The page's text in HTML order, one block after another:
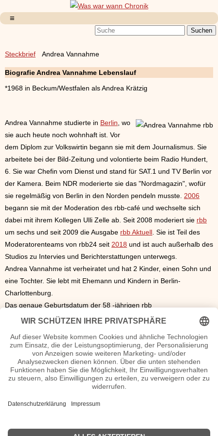
Steckbrief Andrea Vannahme
Biografie Andrea Vannahme Lebenslauf
*1968 in Beckum/Westfalen als Andrea Krätzig
Andrea Vannahme studierte in Berlin, wo
sie auch heute noch wohnhaft ist. Vor
dem Diplom zur Volkswirtin begann sie mit dem Journalismus. Sie
arbeitete bei der Bild-Zeitung und volontierte beim Radio Hundert,
6. Sie war Chefin vom Dienst und stand für SAT.1 und TV Berlin vor
der Kamera. Beim NDR moderierte sie das "Nordmagazin", wofür
sie regelmäßig von Berlin in den Norden pendeln musste. 2006
begann sie mit der Moderation des rbb-café und wechselte sich
dabei mit ihrem Kollegen Ulli Zelle ab. Seit 2008 moderiert sie rbb
um sechs und seit 2009 die Ausgabe rbb Aktuell. Sie ist Teil des
Moderatorenteams von rbb24 seit 2018 und ist auch außerhalb des
Studios zu Intervies und Berichterstattungen unterwegs.
Andrea Vannahme ist verheiratet und hat 2 Kinder, einen Sohn und
eine Tochter. Sie lebt mit Ehemann und Kindern in Berlin-
Charlottenburg.
Das genaue Geburtsdatum der 58 -jährigen rbb
Fernsehmoderatorin ist nicht bekannt
Seiten Andrea Vannahme Wiki, Herkunft, Geburtstag etc.
n.n.v. - Die offizielle Andrea Vannahme Facebook Homepage
Movies Andrea Vannahme Filme